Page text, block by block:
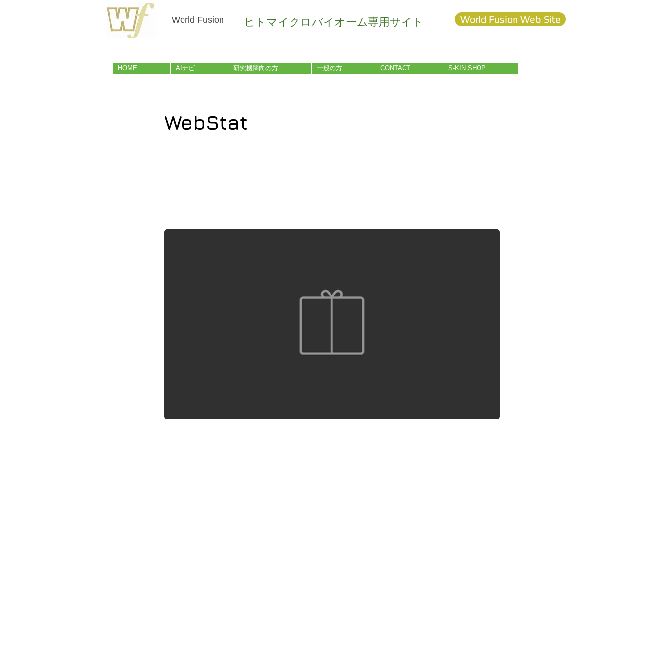
World Fusion ヒトマイクロバイオーム専用サイト World Fusion Web Site
HOME AIナビ 研究機関向の方 一般の方 CONTACT S-KIN SHOP
WebStat